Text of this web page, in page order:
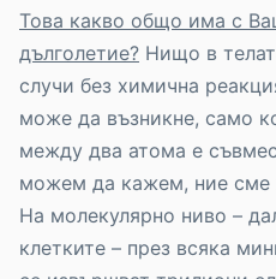
Това какво общо има с
дълголетие? Нищо в
случи без химична
може да възникне, само
между два атома е
можем да кажем, ние сме
На молекулярно ниво –
клетките – през всяка